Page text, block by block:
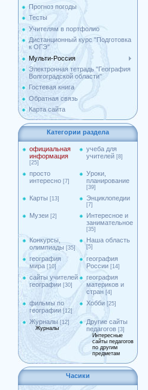
Прогноз погоды
Тесты
Учителям в портфолио
Дистанционный курс "Подготовка
к ОГЭ"
Мульти-Россия
Электронная тетрадь "География
Волгоградской области"
Гостевая книга
Обратная связь
Карта сайта
Категории раздела
официальная
информация
[25]
учеба для
учителей [8]
просто
интересно [7]
Уроки,
планирование
[39]
Карты [13] Энциклопедии
[7]
Музеи [2]
Интересное и
занимательное
[35]
Конкурсы,
олимпиады [35]
Наша область
[5]
география
мира [10]
география
России [14]
сайты учителей
географии [30]
география
материков и
стран [4]
фильмы по
географии [12]
Хобби [25]
Журналы [12]
Журналы
Другие сайты
педагогов [3]
Интересные
сайты педагогов
по другим
предметам
Часики